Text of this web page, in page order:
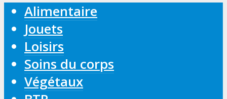
Alimentaire
Jouets
Loisirs
Soins du corps
Végétaux